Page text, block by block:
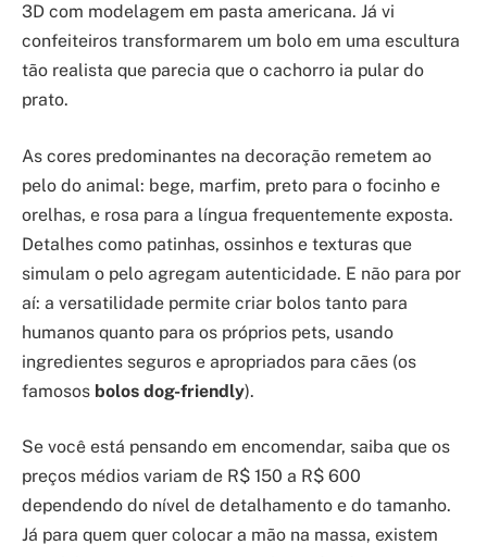
3D com modelagem em pasta americana. Já vi
confeiteiros transformarem um bolo em uma escultura
tão realista que parecia que o cachorro ia pular do
prato.
As cores predominantes na decoração remetem ao
pelo do animal: bege, marfim, preto para o focinho e
orelhas, e rosa para a língua frequentemente exposta.
Detalhes como patinhas, ossinhos e texturas que
simulam o pelo agregam autenticidade. E não para por
aí: a versatilidade permite criar bolos tanto para
humanos quanto para os próprios pets, usando
ingredientes seguros e apropriados para cães (os
famosos bolos dog-friendly).
Se você está pensando em encomendar, saiba que os
preços médios variam de R$ 150 a R$ 600
dependendo do nível de detalhamento e do tamanho.
Já para quem quer colocar a mão na massa, existem